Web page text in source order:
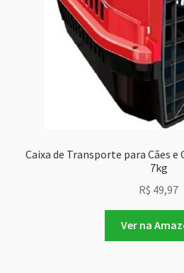
Caixa de Transporte para Cães
7kg
R$ 49,97
Ver na